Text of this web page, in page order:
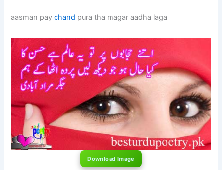
aasman paychand pura tha magar aadha laga
Download Image